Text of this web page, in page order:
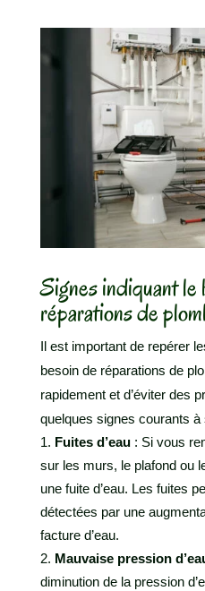
Signes indiquant le
réparations de
Il est important de repérer
besoin de réparations de
rapidement et d’éviter des
quelques signes courants à
Fuites d’eau: Si vous
sur les murs, le plafond ou
une fuite d’eau. Les fuites
détectées par une
facture d’eau.
Mauvaise pression
diminution de la pression